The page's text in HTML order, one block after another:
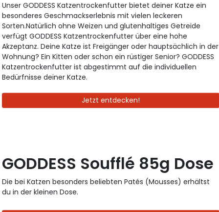
Unser GODDESS Katzentrockenfutter bietet deiner Katze ein
besonderes Geschmackserlebnis mit vielen leckeren
Sorten.Natürlich ohne Weizen und glutenhaltiges Getreide
verfügt GODDESS Katzentrockenfutter über eine hohe
Akzeptanz. Deine Katze ist Freigänger oder hauptsächlich in der
Wohnung? Ein Kitten oder schon ein rüstiger Senior? GODDESS
Katzentrockenfutter ist abgestimmt auf die individuellen
Bedürfnisse deiner Katze.
Jetzt entdecken!
GODDESS Soufflé 85g Dose
Die bei Katzen besonders beliebten Patés (Mousses) erhältst
du in der kleinen Dose.